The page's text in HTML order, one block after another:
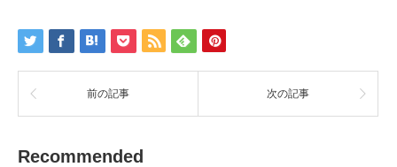
前の記事 次の記事
Recommended